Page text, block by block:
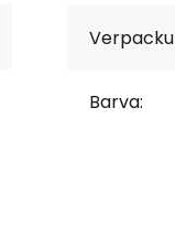
Barva: